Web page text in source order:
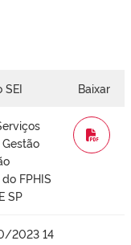
SEI Baixar
FPHIS
SP
WORD
2023 14